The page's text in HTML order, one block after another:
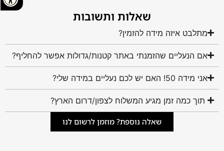
שאלות ותשובות
מתלבט איזה מידה להזמין?
אם הנעליים שהזמנתי באתר קטנות/גדולות אפשר להחליף?
אני מידה 50! האם יש לכם נעליים במידה שלי?
תוך כמה זמן מגיע המשלוח לצפון/דרום הארץ?
שאלה נוספת? מוזמן לרשום לנו